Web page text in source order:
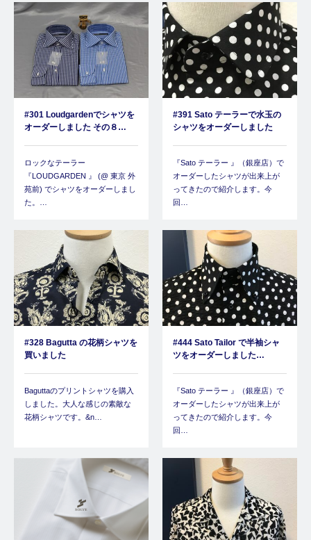
#301 Loudgardenでシャツを
オーダーしました その８…
ロックなテーラー
『LOUDGARDEN 』 (@ 東京 外
苑前) でシャツをオーダーしまし
た。…
#391 Sato テーラーで水玉の
シャツをオーダーしました
『Sato テーラー 』（銀座店）で
オーダーしたシャツが出来上が
ってきたので紹介します。今
回…
#328 Bagutta の花柄シャツを
買いました
Baguttaのプリントシャツを購入
しました。大人な感じの素敵な
花柄シャツです。&n…
#444 Sato Tailor で半袖シャ
ツをオーダーしました…
『Sato テーラー 』（銀座店）で
オーダーしたシャツが出来上が
ってきたので紹介します。今
回…